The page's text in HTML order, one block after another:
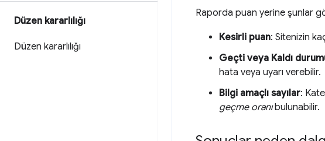
Düzen kararlılığı
Düzen kararlılığı
Raporda puan yerine şunlar
Kesirli puan: Sitenizin
Geçti veya Kaldı
hata veya uyarı verebilir.
Bilgi amaçlı sayılar:
geçme oranıbulunabilir.